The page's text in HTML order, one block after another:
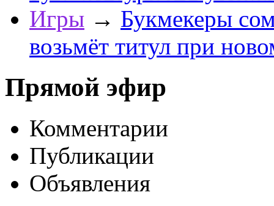
Игры → Букмекеры
возьмёт титул при
Прямой эфир
Комментарии
Публикации
Объявления